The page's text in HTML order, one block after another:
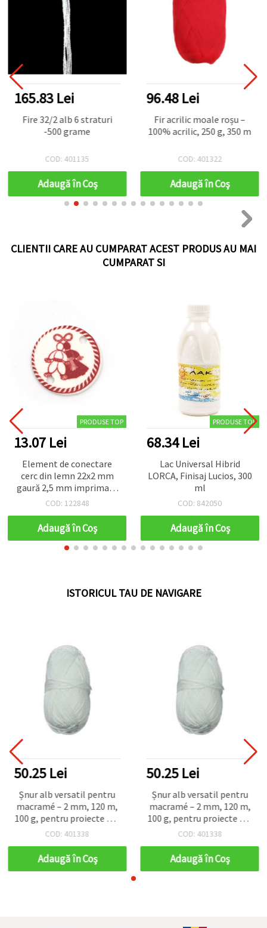
165.83 Lei
Fire 32/2 alb 6 straturi
-500 grame
COD: 401135
Adaugă în Coş
96.48 Lei
Fir acrilic moale roșu –
100% acrilic, 250 g, 350 m
COD: 401322
Adaugă în Coş
CLIENTII CARE AU CUMPARAT ACEST PRODUS AU MAI
CUMPARAT SI
PRODUSE TOP
13.07 Lei
Element de conectare
cerc din lemn 22x2 mm
gaură 2,5 mm imprimare
PIJO și PENDA - 10 bucăți
COD: 122848
Adaugă în Coş
PRODUSE TOP
68.34 Lei
Lac Universal Hibrid
LORCA, Finisaj Lucios, 300
ml
COD: 842050
Adaugă în Coş
ISTORICUL TAU DE NAVIGARE
50.25 Lei
Șnur alb versatil pentru
macramé – 2 mm, 120 m,
100 g, pentru proiecte DIY
creative și decorațiuni
COD: 401338
Adaugă în Coş
50.25 Lei
Șnur alb versatil pentru
macramé – 2 mm, 120 m,
100 g, pentru proiecte DIY
creative și decorațiuni
COD: 401338
Adaugă în Coş